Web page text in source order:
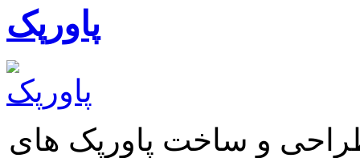
پاورپک
و ساخت پاورپک های